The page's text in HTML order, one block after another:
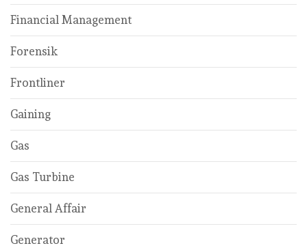
Financial Management
Forensik
Frontliner
Gaining
Gas
Gas Turbine
General Affair
Generator